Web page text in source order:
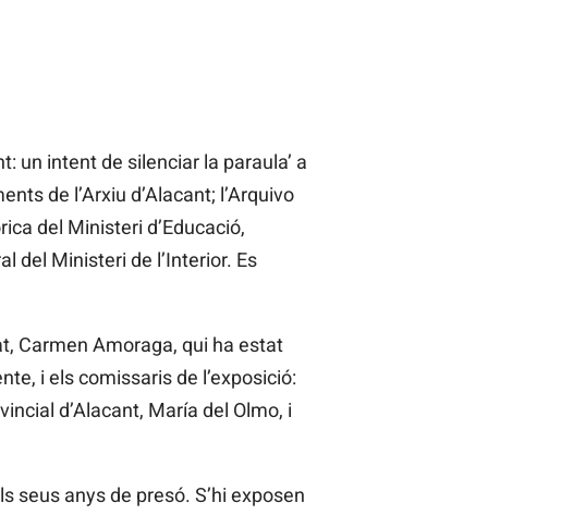
un intent de silenciar la paraula’ a
de l’Arxiu d’Alacant; l’Arquivo
del Ministeri d’Educació,
del Ministeri de l’Interior. Es
Carmen Amoraga, qui ha estat
i els comissaris de l’exposició:
d’Alacant, María del Olmo, i
seus anys de presó. S’hi exposen